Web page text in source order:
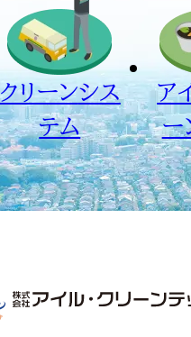
クリーンシス
テム
ア
ー